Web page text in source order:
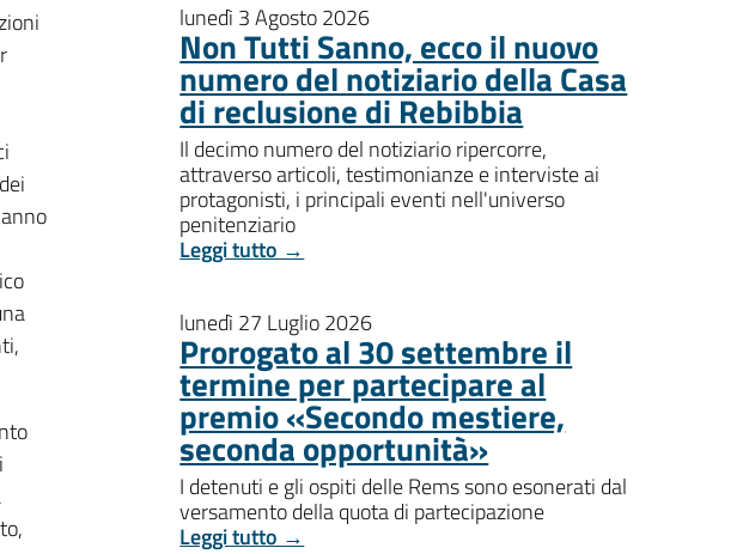
lunedì 3 Agosto 2026
Non Tutti Sanno, ecco il nuovo
numero del notiziario della Casa
di reclusione di Rebibbia
Il decimo numero del notiziario ripercorre,
attraverso articoli, testimonianze e interviste ai
protagonisti, i principali eventi nell'universo
penitenziario
Leggi tutto →
lunedì 27 Luglio 2026
Prorogato al 30 settembre il
termine per partecipare al
premio «Secondo mestiere,
seconda opportunità»
I detenuti e gli ospiti delle Rems sono esonerati dal
versamento della quota di partecipazione
Leggi tutto →